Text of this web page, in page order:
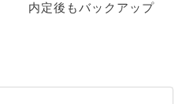
内定後もバックアップ